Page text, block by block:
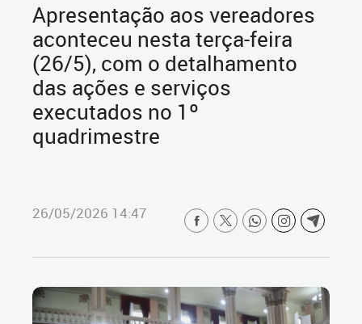
Apresentação aos vereadores
aconteceu nesta terça-feira
(26/5), com o detalhamento
das ações e serviços
executados no 1º
quadrimestre
26/05/2026 14:47